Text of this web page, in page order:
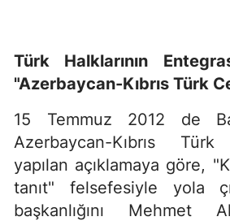
Türk Halklarının
"Azerbaycan-Kıbrıs Türk
15 Temmuz 2012 de
Azerbaycan-Kıbrıs
yapılan açıklamaya göre,
tanıt" felsefesiyle yola
başkanlığını Mehmet